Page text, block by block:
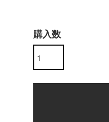
購入数